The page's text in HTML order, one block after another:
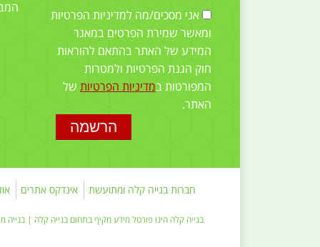
אני מסכים/מה למדיניות הפרטיות
ומאשר שמירת הפרטים במאגר
המידע של האתר בהתאם להוראות
חוק הגנת הפרטיות ולמטרות
המפורטות במדיניות הפרטיות של
האתר.
חברות בנייה קלה ומתועשת אינדקס אתרים
בנייה קלה הינו פורטל מידע מקיף בתחום בנייה קלה בנייה